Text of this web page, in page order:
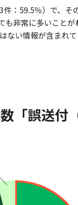
：59.5％）で、そ
非常に多いことが
ない情報が含まれ
「誤送付